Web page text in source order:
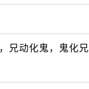
兄动化鬼，鬼化兄